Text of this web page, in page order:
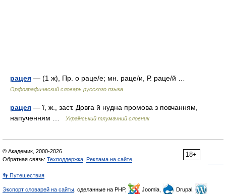
рацея — (1 ж), Пр. о раце/е; мн. раце/и, Р. раце/й …
Орфографический словарь русского языка
рацея — ї, ж., заст. Довга й нудна промова з повчанням,
напученням …
Український тлумачний словник
18+
© Академик, 2000-2026
Обратная связь: Техподдержка Реклама на сайте
👣 Путешествия
Экспорт словарей на сайты , сделанные на PHP, Joomla,
Drupal,